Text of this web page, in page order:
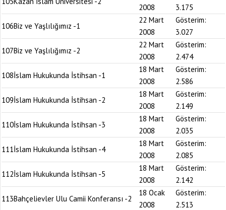
2008
3.175
106Biz ve Yaşlılığımız -1
22 Mart
2008
Gösterim:
3.027
107Biz ve Yaşlılığımız -2
22 Mart
2008
Gösterim:
2.474
108İslam Hukukunda İstihsan -1
18 Mart
2008
Gösterim:
2.586
109İslam Hukukunda İstihsan -2
18 Mart
2008
Gösterim:
2.149
110İslam Hukukunda İstihsan -3
18 Mart
2008
Gösterim:
2.035
111İslam Hukukunda İstihsan -4
18 Mart
2008
Gösterim:
2.085
112İslam Hukukunda İstihsan -5
18 Mart
2008
Gösterim:
2.142
113Bahçelievler Ulu Camii Konferansı -2
18 Ocak
2008
Gösterim:
2.513